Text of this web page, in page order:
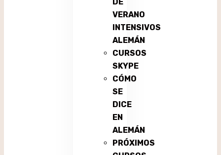
VERANO
INTENSIVOS
ALEMÁN
CURSOS
SKYPE
CÓMO
SE
DICE
EN
ALEMÁN
PRÓXIMOS